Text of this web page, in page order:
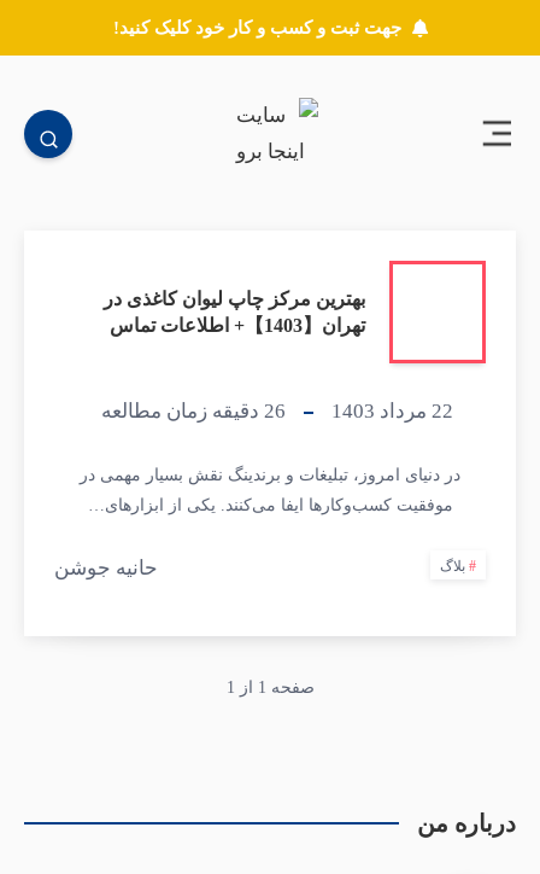
جهت ثبت و کسب و کار خود کلیک کنید!
بهترین مرکز چاپ لیوان کاغذی در
تهران【1403】+ اطلاعات تماس
22 مرداد 1403 26 دقیقه زمان مطالعه
در دنیای امروز، تبلیغات و برندینگ نقش بسیار مهمی در
موفقیت کسب‌وکارها ایفا می‌کنند. یکی از ابزارهای…
بلاگ حانیه جوشن
صفحه 1 از 1
درباره من